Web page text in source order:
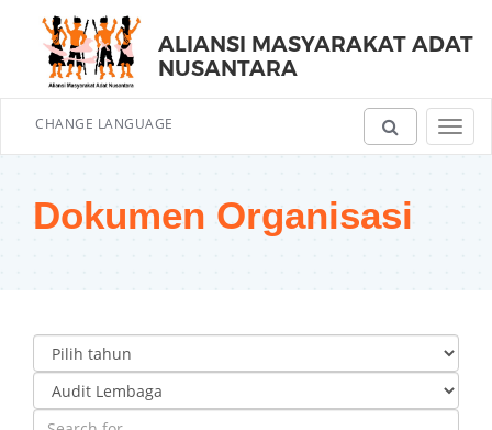
ALIANSI MASYARAKAT ADAT
NUSANTARA
CHANGE LANGUAGE
Dokumen Organisasi